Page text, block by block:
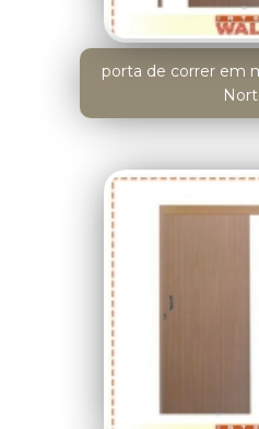
porta de correr em